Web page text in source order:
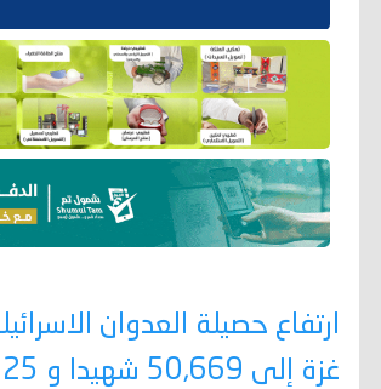
ارتفاع حصيلة العدوان
غزة إلى